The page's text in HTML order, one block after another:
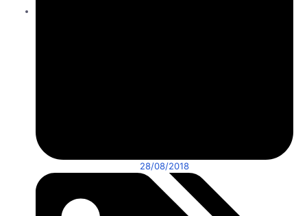
28/08/2018